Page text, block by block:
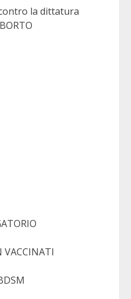
la dittatura
VACCINATI